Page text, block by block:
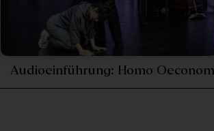
- Behind the Scenes: Homo
Audioeinführung: Homo